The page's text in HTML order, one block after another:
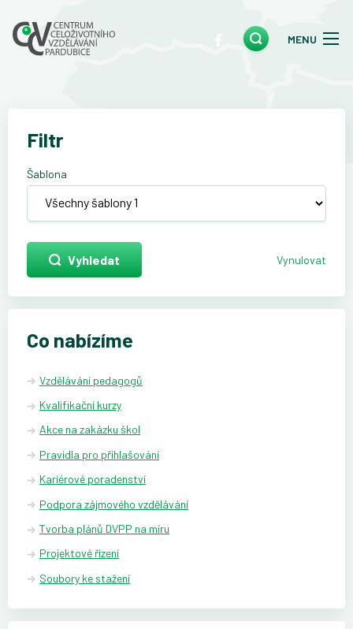
MENU
Filtr
Šablona
Vyhledat Vynulovat
Co nabízíme
Vzdělávání pedagogů
Kvalifikační kurzy
Akce na zakázku škol
Pravidla pro přihlašování
Kariérové poradenství
Podpora zájmového vzdělávání
Tvorba plánů DVPP na míru
Projektové řízení
Soubory ke stažení